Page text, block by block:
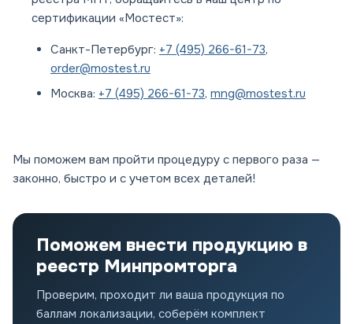
сертификации «Мостест»:
Санкт-Петербург: +7 (495) 266-61-73,
order@mostest.ru
Москва: +7 (495) 266-61-73, mng@mostest.ru
Мы поможем вам пройти процедуру с первого раза —
законно, быстро и с учетом всех деталей!
Поможем внести продукцию в
реестр Минпромторга
Проверим, проходит ли ваша продукция по
баллам локализации, соберём комплект